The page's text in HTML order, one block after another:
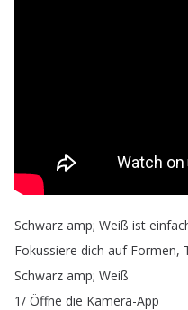
Schwarz amp; Weiß ist
Fokussiere dich auf Formen,
Schwarz amp; Weiß
1/ Öffne die Kamera-App